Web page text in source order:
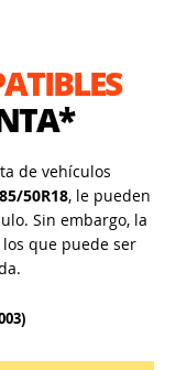
de vehículos
50R18, le pueden
Sin embargo, la
que puede ser